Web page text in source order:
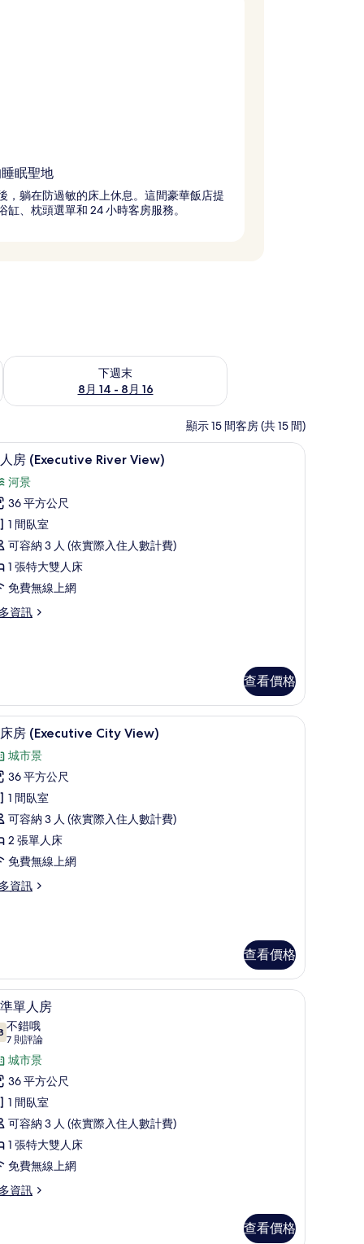
眠聖地
，躺在防過敏的床上休息。這間豪華飯店提
缸、枕頭選單和 24 小時客房服務。
下週末
8月 14 - 8月 16
查看下週末 (8月 14 - 8月 16) 的供應情況
顯示 15 間客房 (共 15 間)
保險箱、書桌 1 間臥室、低過敏寢具、客房內保險箱、書桌
4 房 (Executive River View)
河景
36 平方公尺
1 間臥室
可容納 3 人 (依實際入住人數計費)
1 張特大雙人床
免費無線上網
資訊
查看價格
內保險箱、書桌 1 間臥室、低過敏寢具、客房內保險箱、書桌
5 房 (Executive City View)
城市景
36 平方公尺
1 間臥室
可容納 3 人 (依實際入住人數計費)
2 張單人床
免費無線上網
資訊
查看價格
內保險箱、書桌 標準單人房 | 1 間臥室、低過敏寢具、客房內
2 單人房
分，滿分 10 分
不錯哦
7 則評論
(7
則
評
論)
城市景
36 平方公尺
1 間臥室
可容納 3 人 (依實際入住人數計費)
1 張特大雙人床
免費無線上網
資訊
查看價格